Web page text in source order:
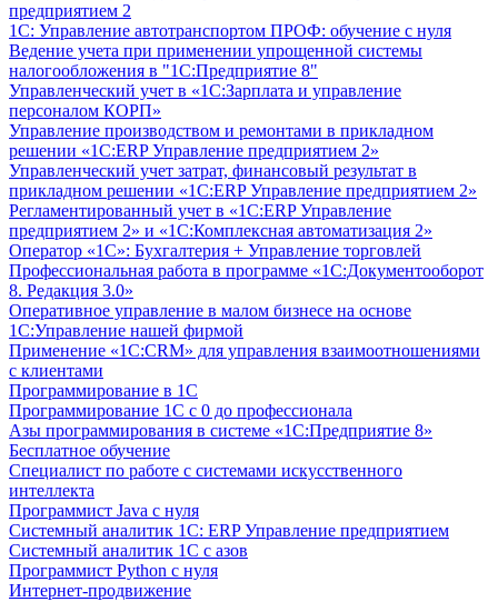
предприятием 2
1С: Управление автотранспортом ПРОФ: обучение с нуля
Ведение учета при применении упрощенной системы
налогообложения в "1С:Предприятие 8"
Управленческий учет в «1C:Зарплата и управление
персоналом КОРП»
Управление производством и ремонтами в прикладном
решении «1С:ERP Управление предприятием 2»
Управленческий учет затрат, финансовый результат в
прикладном решении «1С:ERP Управление предприятием 2»
Регламентированный учет в «1С:ERP Управление
предприятием 2» и «1С:Комплексная автоматизация 2»
Оператор «1С»: Бухгалтерия + Управление торговлей
Профессиональная работа в программе «1С:Документооборот
8. Редакция 3.0»
Оперативное управление в малом бизнесе на основе
1С:Управление нашей фирмой
Применение «1С:CRM» для управления взаимоотношениями
с клиентами
Программирование в 1С
Программирование 1С с 0 до профессионала
Азы программирования в системе «1С:Предприятие 8»
Бесплатное обучение
Специалист по работе с системами искусственного
интеллекта
Программист Java с нуля
Системный аналитик 1С: ERP Управление предприятием
Системный аналитик 1С с азов
Программист Python с нуля
Интернет-продвижение